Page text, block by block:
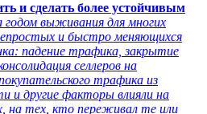
и сделать более устойчивым
годом выживания для многих
и быстро меняющихся
падение трафика, закрытие
селлеров на
трафика из
и другие факторы влияли на
на тех, кто переживал те или